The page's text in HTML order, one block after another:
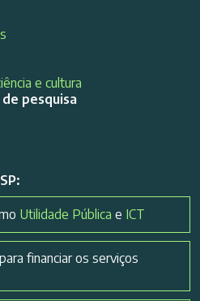
e cultura
pesquisa
Utilidade Pública e ICT
para financiar os serviços